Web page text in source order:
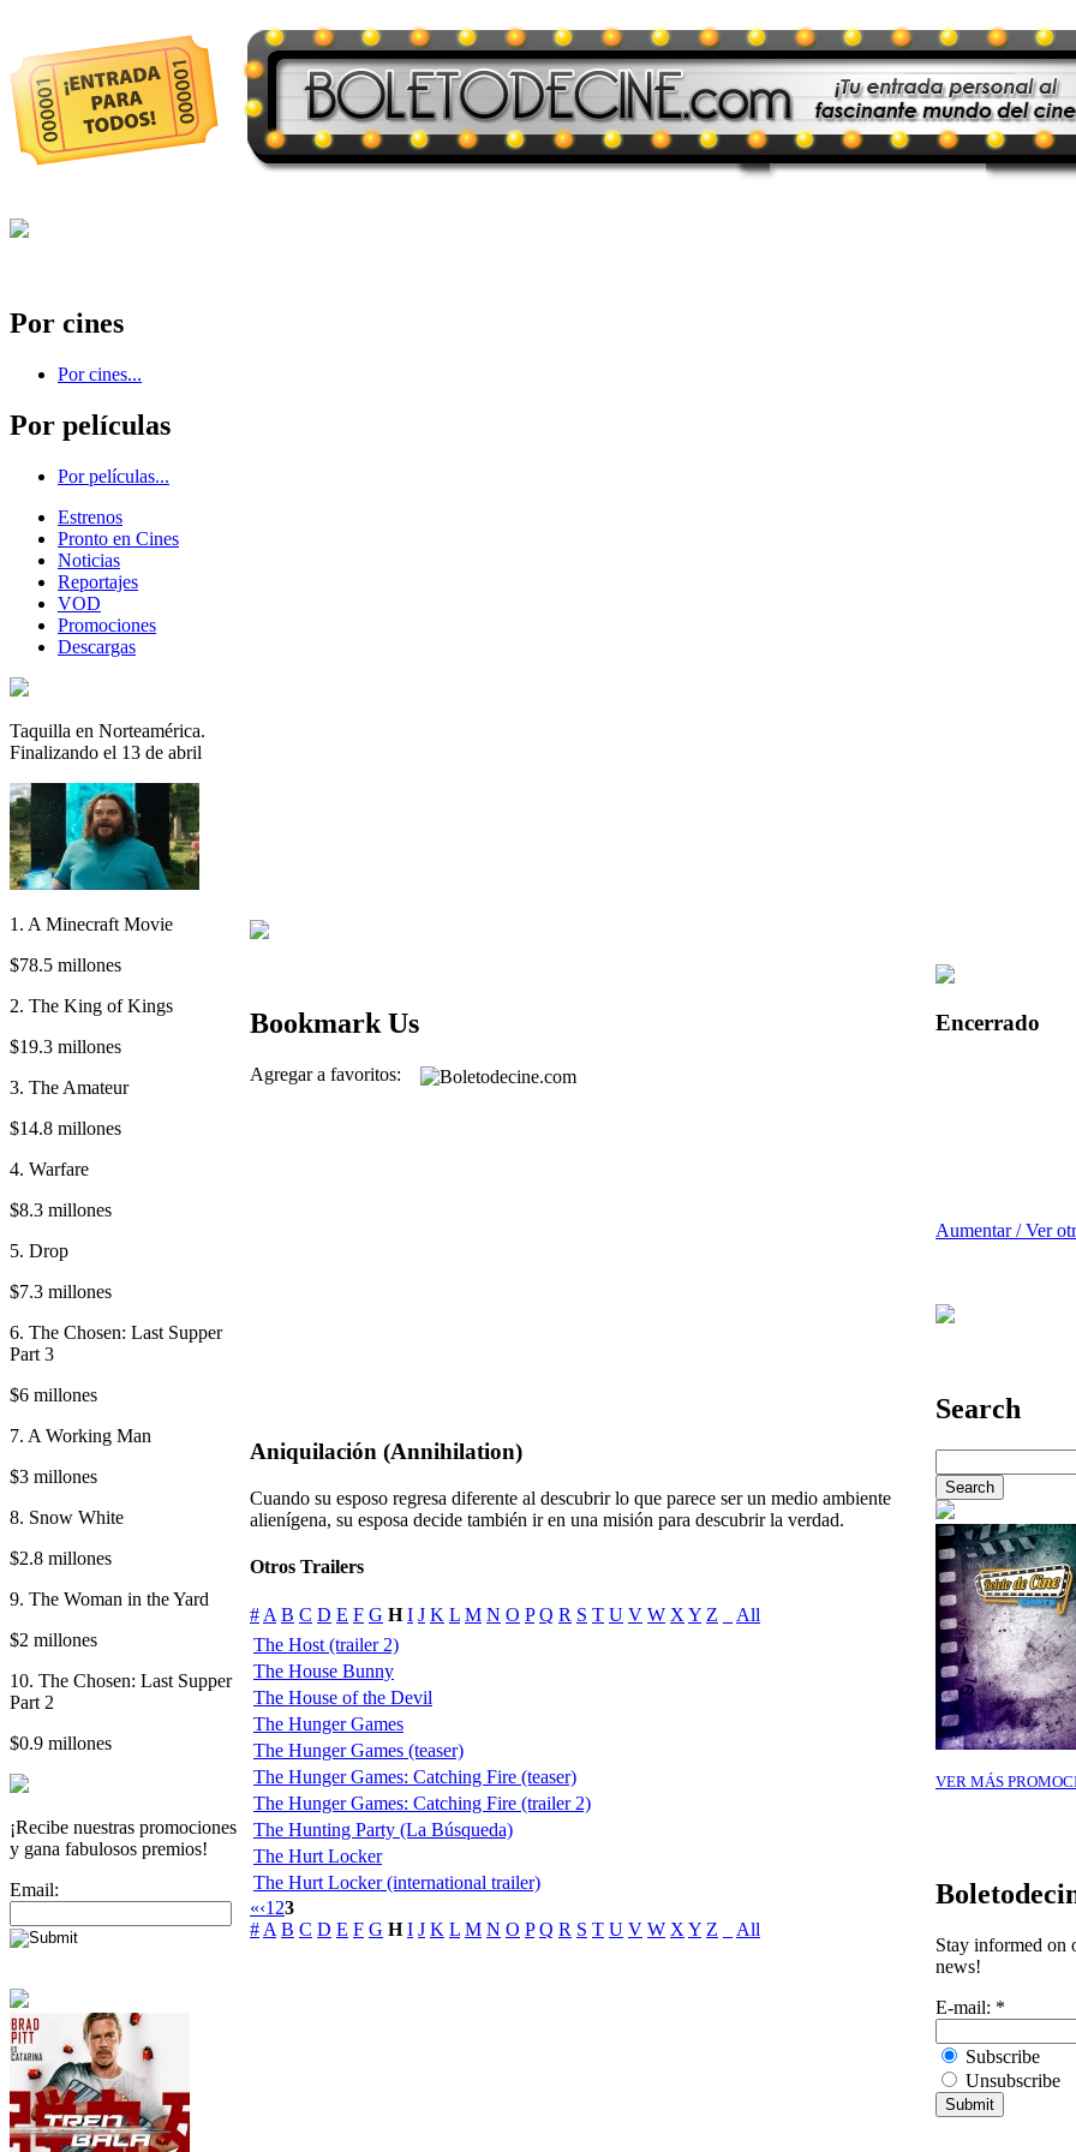
Por cines
Por cines...
Por películas
Por películas...
Estrenos
Pronto en Cines
Noticias
Reportajes
VOD
Promociones
Descargas
Taquilla en Norteamérica.
Finalizando el 13 de abril
1. A Minecraft Movie
$78.5 millones
2. The King of Kings
$19.3 millones
3. The Amateur
$14.8 millones
4. Warfare
$8.3 millones
5. Drop
$7.3 millones
6. The Chosen: Last Supper
Part 3
$6 millones
7. A Working Man
$3 millones
8. Snow White
$2.8 millones
9. The Woman in the Yard
$2 millones
10. The Chosen: Last Supper
Part 2
$0.9 millones
¡Recibe nuestras promociones
y gana fabulosos premios!
Email:
Bookmark Us
Agregar a favoritos:
Aniquilación (Annihilation)
Cuando su esposo regresa diferente al descubrir lo que parece ser un medio ambiente
alienígena, su esposa decide también ir en una misión para descubrir la verdad.
Otros Trailers
# A B C D E F G H I J K L M N O P Q R S T U V W X Y Z
All
The Host (trailer 2)
The House Bunny
The House of the Devil
The Hunger Games
The Hunger Games (teaser)
The Hunger Games: Catching Fire (teaser)
The Hunger Games: Catching Fire (trailer 2)
The Hunting Party (La Búsqueda)
The Hurt Locker
The Hurt Locker (international trailer)
«‹1 23
# A B C D E F G H I J K L M N O P Q R S T U V W X Y Z All
Encerrado
Aumentar / Ver
Search
VER MÁS
Stay informed on
news!
E-mail: *
Subscribe
Unsubscribe